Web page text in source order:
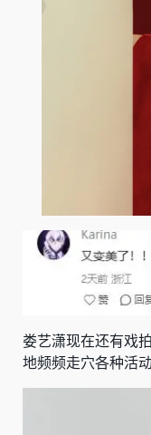
娄艺潇现在还有戏
地频频走穴各种活